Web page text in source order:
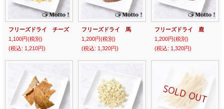
フリーズドライ チーズ
1,100円(税別)
(税込: 1,210円)
フリーズドライ 馬
1,200円(税別)
(税込: 1,320円)
フリーズドライ 鹿
1,200円(税別)
(税込: 1,320円)